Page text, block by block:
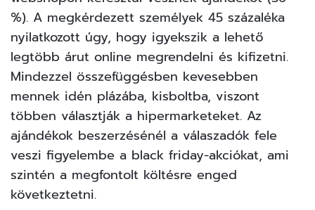
%). A megkérdezett személyek 45 százaléka
nyilatkozott úgy, hogy igyekszik a lehető
legtöbb árut online megrendelni és kifizetni.
Mindezzel összefüggésben kevesebben
mennek idén plázába, kisboltba, viszont
többen választják a hipermarketeket. Az
ajándékok beszerzésénél a válaszadók fele
veszi figyelembe a black friday-akciókat, ami
szintén a megfontolt költésre enged
következtetni.